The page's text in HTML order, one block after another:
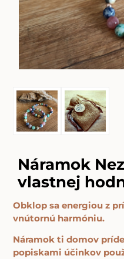
Náramok
vlastnej
Obklop sa energiou z
vnútornú harmóniu.
Náramok ti domov
popiskami účinkov